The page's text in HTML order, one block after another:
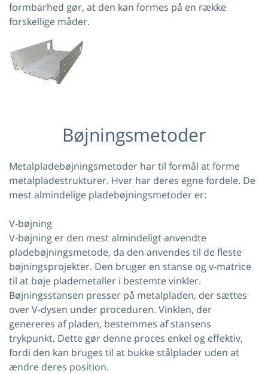
formbarhed gør, at den kan formes på en række
forskellige måder.
Bøjningsmetoder
Metalpladebøjningsmetoder har til formål at forme
metalpladestrukturer. Hver har deres egne fordele. De
mest almindelige pladebøjningsmetoder er:
V-bøjning
V-bøjning er den mest almindeligt anvendte
pladebøjningsmetode, da den anvendes til de fleste
bøjningsprojekter. Den bruger en stanse og v-matrice
til at bøje plademetaller i bestemte vinkler.
Bøjningsstansen presser på metalpladen, der sættes
over V-dysen under proceduren. Vinklen, der
genereres af pladen, bestemmes af stansens
trykpunkt. Dette gør denne proces enkel og effektiv,
fordi den kan bruges til at bukke stålplader uden at
ændre deres position.